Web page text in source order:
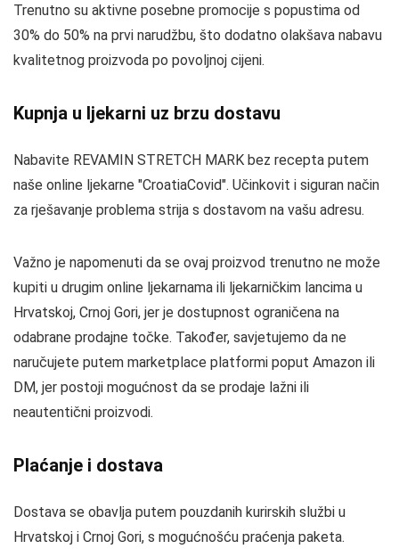
Trenutno su aktivne posebne promocije s popustima od
30% do 50% na prvi narudžbu, što dodatno olakšava nabavu
kvalitetnog proizvoda po povoljnoj cijeni.
Kupnja u ljekarni uz brzu dostavu
Nabavite REVAMIN STRETCH MARK bez recepta putem
naše online ljekarne "CroatiaCovid". Učinkovit i siguran način
za rješavanje problema strija s dostavom na vašu adresu.
Važno je napomenuti da se ovaj proizvod trenutno ne može
kupiti u drugim online ljekarnama ili ljekarničkim lancima u
Hrvatskoj, Crnoj Gori, jer je dostupnost ograničena na
odabrane prodajne točke. Također, savjetujemo da ne
naručujete putem marketplace platformi poput Amazon ili
DM, jer postoji mogućnost da se prodaje lažni ili
neautentični proizvodi.
Plaćanje i dostava
Dostava se obavlja putem pouzdanih kurirskih službi u
Hrvatskoj i Crnoj Gori, s mogućnošću praćenja paketa.